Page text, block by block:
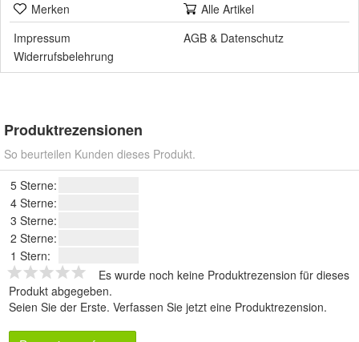
Merken
Alle Artikel
Impressum
AGB & Datenschutz
Widerrufsbelehrung
Produktrezensionen
So beurteilen Kunden dieses Produkt.
5 Sterne:
4 Sterne:
3 Sterne:
2 Sterne:
1 Stern:
Es wurde noch keine Produktrezension für dieses
Produkt abgegeben.
Seien Sie der Erste. Verfassen Sie jetzt eine Produktrezension.